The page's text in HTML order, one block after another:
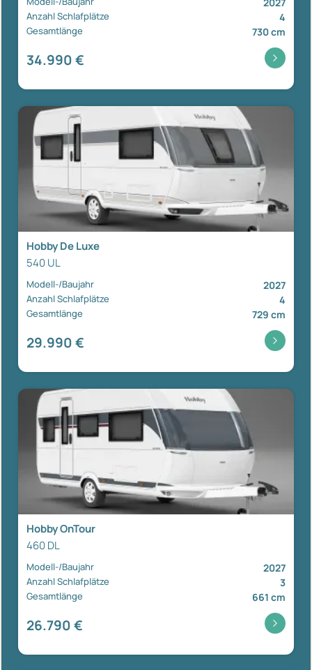
Anzahl Schlafplätze 4
Gesamtlänge 730 cm
34.990 €
Hobby De Luxe
540 UL
Modell-/Baujahr 2027
Anzahl Schlafplätze 4
Gesamtlänge 729 cm
29.990 €
Hobby OnTour
460 DL
Modell-/Baujahr 2027
Anzahl Schlafplätze 3
Gesamtlänge 661 cm
26.790 €